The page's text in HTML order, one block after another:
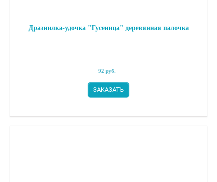
Дразнилка-удочка "Гусеница" деревянная палочка
92 руб.
ЗАКАЗАТЬ